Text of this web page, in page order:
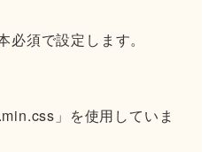
須で設定します。
」を使用していま